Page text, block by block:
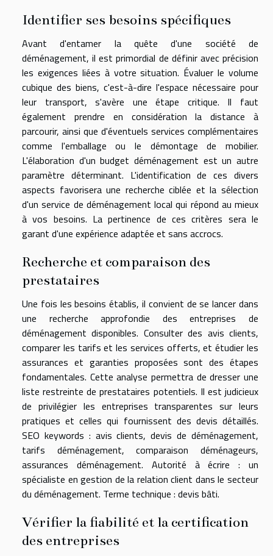
Identifier ses besoins spécifiques
Avant d'entamer la quête d'une société de
déménagement, il est primordial de définir avec précision
les exigences liées à votre situation. Évaluer le volume
cubique des biens, c'est-à-dire l'espace nécessaire pour
leur transport, s'avère une étape critique. Il faut
également prendre en considération la distance à
parcourir, ainsi que d'éventuels services complémentaires
comme l'emballage ou le démontage de mobilier.
L'élaboration d'un budget déménagement est un autre
paramètre déterminant. L'identification de ces divers
aspects favorisera une recherche ciblée et la sélection
d'un service de déménagement local qui répond au mieux
à vos besoins. La pertinence de ces critères sera le
garant d'une expérience adaptée et sans accrocs.
Recherche et comparaison des
prestataires
Une fois les besoins établis, il convient de se lancer dans
une recherche approfondie des entreprises de
déménagement disponibles. Consulter des avis clients,
comparer les tarifs et les services offerts, et étudier les
assurances et garanties proposées sont des étapes
fondamentales. Cette analyse permettra de dresser une
liste restreinte de prestataires potentiels. Il est judicieux
de privilégier les entreprises transparentes sur leurs
pratiques et celles qui fournissent des devis détaillés.
SEO keywords : avis clients, devis de déménagement,
tarifs déménagement, comparaison déménageurs,
assurances déménagement. Autorité à écrire : un
spécialiste en gestion de la relation client dans le secteur
du déménagement. Terme technique : devis bâti.
Vérifier la fiabilité et la certification
des entreprises